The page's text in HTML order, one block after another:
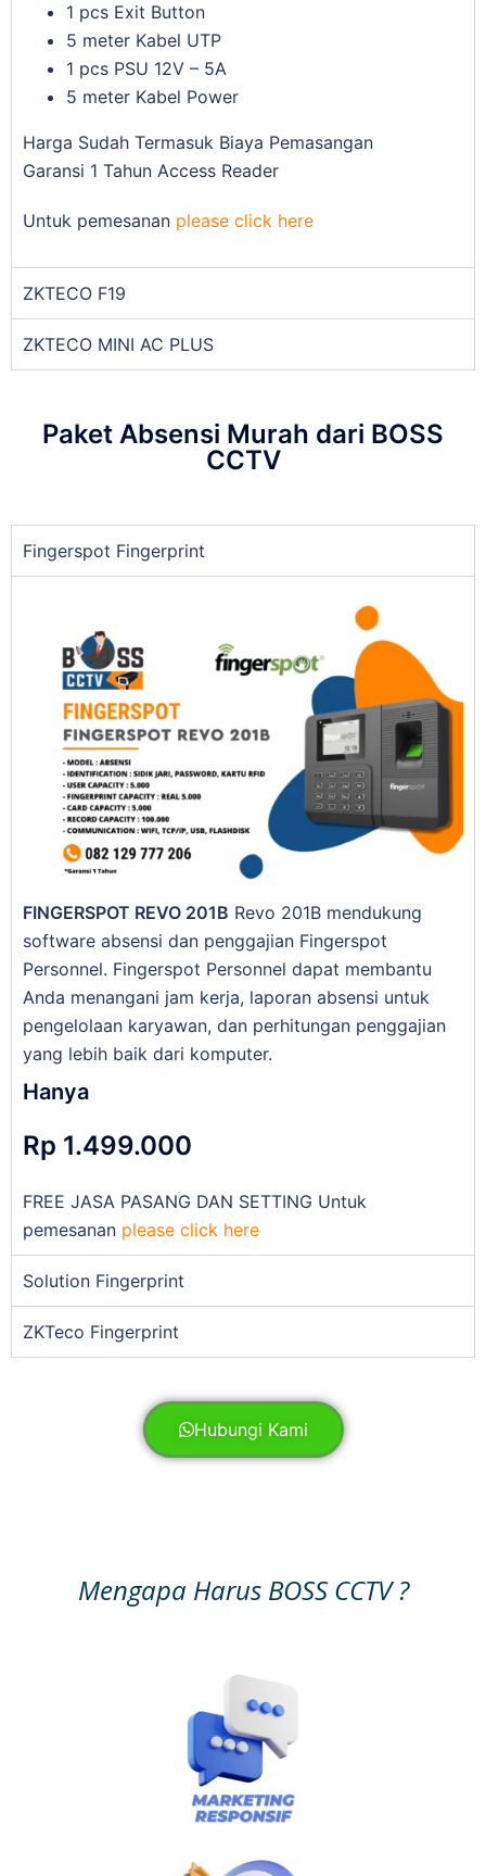
1 pcs Exit Button
5 meter Kabel UTP
1 pcs PSU 12V – 5A
5 meter Kabel Power
Harga Sudah Termasuk Biaya Pemasangan
Garansi 1 Tahun Access Reader
Untuk pemesanan please click here
ZKTECO F19
ZKTECO MINI AC PLUS
Paket Absensi Murah dari BOSS
CCTV
Fingerspot Fingerprint
FINGERSPOT REVO 201B Revo 201B mendukung
software absensi dan penggajian Fingerspot
Personnel. Fingerspot Personnel dapat membantu
Anda menangani jam kerja, laporan absensi untuk
pengelolaan karyawan, dan perhitungan penggajian
yang lebih baik dari komputer.
Hanya
Rp 1.499.000
FREE JASA PASANG DAN SETTING Untuk
pemesanan please click here
Solution Fingerprint
ZKTeco Fingerprint
Hubungi Kami
Mengapa Harus BOSS CCTV ?